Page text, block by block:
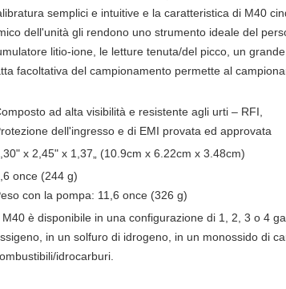
semplici e intuitive e la caratteristica di M40
dell'unità gli rendono uno strumento ideale del
litio-ione, le letture tenuta/del picco, un
facoltativa del campionamento permette al
ad alta visibilità e resistente agli urti – RFI,
dell'ingresso e di EMI provata ed approvata
x 2,45" x 1,37„ (10.9cm x 6.22cm x 3.48cm)
once (244 g)
con la pompa: 11,6 once (326 g)
M40 è disponibile in una configurazione di 1, 2, 3 o 4
in un solfuro di idrogeno, in un monossido di
idrocarburi.